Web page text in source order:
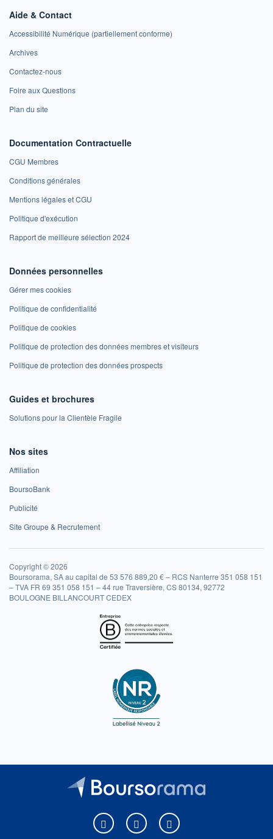
Aide & Contact
Accessibilité Numérique (partiellement conforme)
Archives
Contactez-nous
Foire aux Questions
Plan du site
Documentation Contractuelle
CGU Membres
Conditions générales
Mentions légales et CGU
Politique d'exécution
Rapport de meilleure sélection 2024
Données personnelles
Gérer mes cookies
Politique de confidentialité
Politique de cookies
Politique de protection des données membres et visiteurs
Politique de protection des données prospects
Guides et brochures
Solutions pour la Clientèle Fragile
Nos sites
Affiliation
BoursoBank
Publicité
Site Groupe & Recrutement
Copyright © 2026
Boursorama, SA au capital de 53 576 889,20 € – RCS Nanterre 351 058 151
– TVA FR 69 351 058 151 – 44 rue Traversière, CS 80134, 92772
BOULOGNE BILLANCOURT CEDEX
Boursorama sur Facebook
Boursorama sur XBoursorama sur